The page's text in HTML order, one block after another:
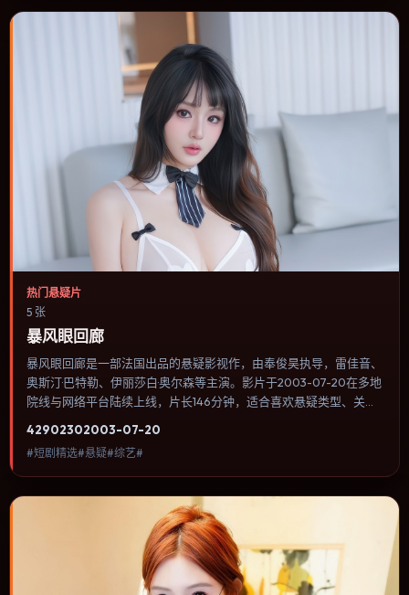
热门悬疑片
5 张
暴风眼回廊
暴风眼回廊是一部法国出品的悬疑影视作，由奉俊昊执导，雷佳音、
奥斯汀·巴特勒、伊丽莎白·奥尔森等主演。影片于2003-07-20在多地
院线与网络平台陆续上线，片长146分钟，适合喜欢悬疑类型、关注
奏与视听语言统一，可作为休闲观影或类型片补片的选择。
42902302003-07-20
#短剧精选#悬疑#综艺#